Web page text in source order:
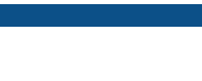
1 Narudžba